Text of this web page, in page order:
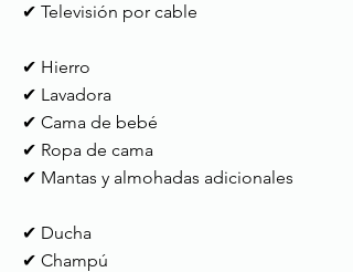
✔ Televisión por cable
✔ Hierro
✔ Lavadora
✔ Cama de bebé
✔ Ropa de cama
✔ Mantas y almohadas adicionales
✔ Ducha
✔ Champú